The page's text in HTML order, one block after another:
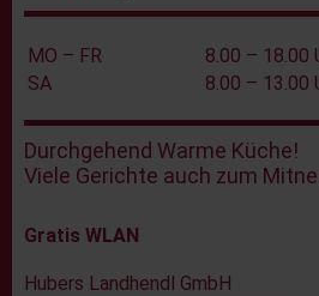
MO – FR
8.00 – 18.00
SA
8.00 – 13.00
Durchgehend Warme Küche!
Viele Gerichte auch zum
Gratis WLAN
Hubers Landhendl GmbH